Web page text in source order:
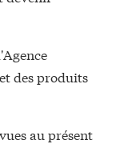
des produits
au présent